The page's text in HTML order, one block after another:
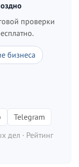
проверки
бизнеса
Telegram
дел · Рейтинг